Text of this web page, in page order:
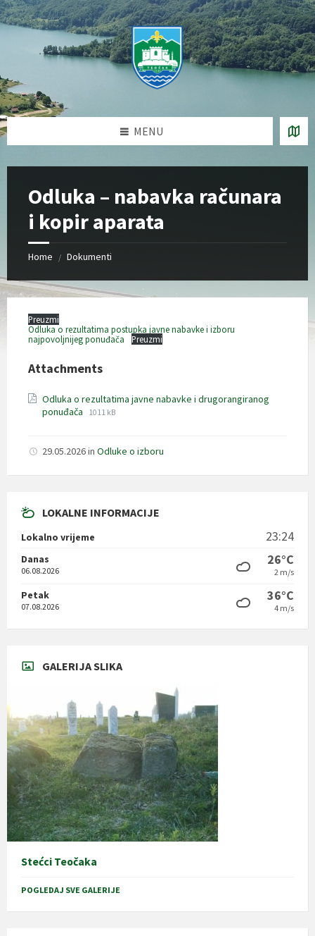
Skip
to
content
Skip
to
left
Skip
to
right
Skip
to
footer
MENU
Odluka – nabavka računara
i kopir aparata
Home / Dokumenti
Preuzmi
Odluka o rezultatima postupka javne nabavke i izboru
najpovoljnijeg ponuđača
Preuzmi
Attachments
Odluka o rezultatima javne nabavke i drugorangiranog
ponuđača
File
File
1011 kB
29.05.2026in Odluke o izboru
LOKALNE INFORMACIJE
Lokalno vrijeme 23:24
Danas
06.08.2026
26°C
2 m/s
Petak
07.08.2026
36°C
4 m/s
GALERIJA SLIKA
Stećci Teočaka
POGLEDAJ SVE GALERIJE